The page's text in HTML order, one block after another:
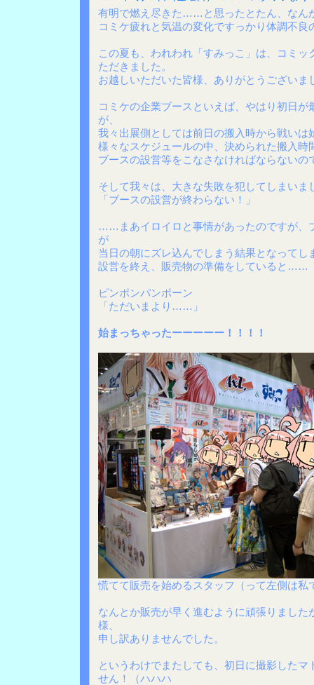
有明で燃え尽きた……と思ったとたん、なん
コミケ疲れと気温の変化ですっかり体調不良
この夏も、われわれ「すみっこ」は、コミ
ただきました。
お越しいただいた皆様、ありがとうございま
コミケの企業ブースといえば、やはり初日が
が、
我々出展側としては前日の搬入時から戦いは
様々なスケジュールの中、決められた搬入時
ブースの設営等をこなさなければならないの
そして我々は、大きな失敗を犯してしまい
「ブースの設営が終わらない！」
……まあイロイロと事情があったのですが、
が
当日の朝にズレ込んでしまう結果となってし
設営を終え、販売物の準備をしていると……
ピンポンパンポーン
「ただいまより……」
始まっちゃったーーーーー！！！！
慌てて販売を始めるスタッフ（って左側は
なんとか販売が早く進むように頑張りました
様、
申し訳ありませんでした。
というわけでまたしても、初日に撮影した
せん！（ハハハ